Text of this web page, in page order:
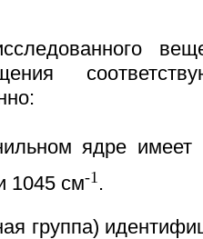
ядре имеет
1045 см-1.
группа)